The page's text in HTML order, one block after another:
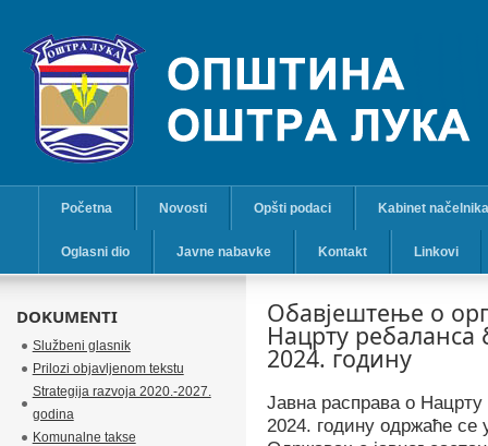
Početna Novosti Opšti podaci Kabinet načelnika
Oglasni dio Javne nabavke Kontakt Linkovi
Обавјештење о
Нацрту
2024. годину
Јавна расправа о
2024. годину одржаће се
DOKUMENTI
Službeni glasnik
Prilozi objavljenom tekstu
Strategija razvoja 2020.-2027.
godina
Komunalne takse